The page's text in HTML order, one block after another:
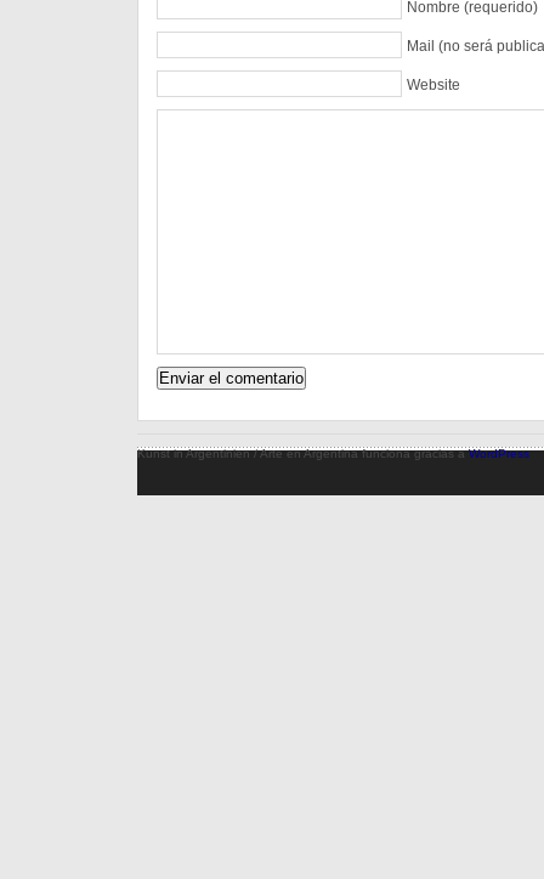
Nombre (requerido)
Mail (no será
Website
Kunst in Argentinien / Arte en Argentina funciona gracias aWordPress